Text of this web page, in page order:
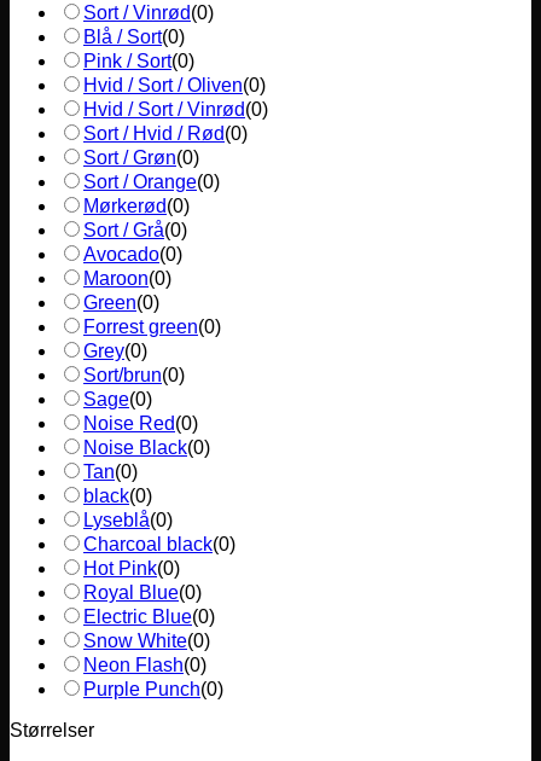
Sort / Vinrød(0)
Blå / Sort(0)
Pink / Sort(0)
Hvid / Sort / Oliven(0)
Hvid / Sort / Vinrød(0)
Sort / Hvid / Rød(0)
Sort / Grøn(0)
Sort / Orange(0)
Mørkerød(0)
Sort / Grå(0)
Avocado(0)
Maroon(0)
Green(0)
Forrest green(0)
Grey(0)
Sort/brun(0)
Sage(0)
Noise Red(0)
Noise Black(0)
Tan(0)
black(0)
Lyseblå(0)
Charcoal black(0)
Hot Pink(0)
Royal Blue(0)
Electric Blue(0)
Snow White(0)
Neon Flash(0)
Purple Punch(0)
Størrelser